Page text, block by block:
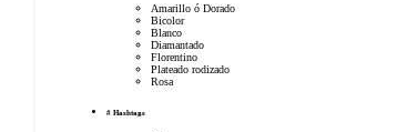
Amarillo ó Dorado
Bicolor
Blanco
Diamantado
Florentino
Plateado rodizado
Rosa
# Hashtags